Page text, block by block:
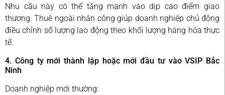
Nhu cầu này có thể tăng mạnh vào dịp cao điểm giao
thương. Thuê ngoài nhân công giúp doanh nghiệp chủ động
điều chỉnh số lượng lao động theo khối lượng hàng hóa thực
tế.
4. Công ty mới thành lập hoặc mới đầu tư vào VSIP Bắc
Ninh
Doanh nghiệp mới thường: